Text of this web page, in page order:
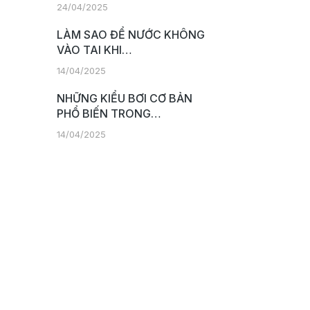
24/04/2025
LÀM SAO ĐỂ NƯỚC KHÔNG
VÀO TAI KHI…
14/04/2025
NHỮNG KIỂU BƠI CƠ BẢN
PHỔ BIẾN TRONG…
14/04/2025